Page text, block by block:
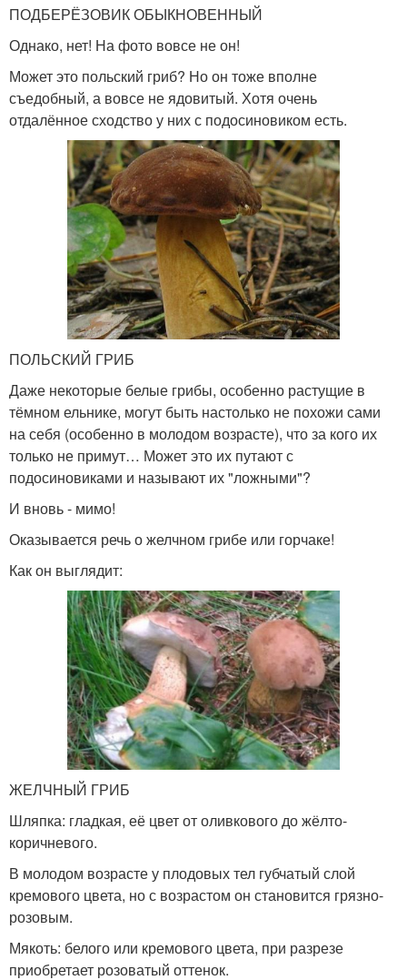
ПОДБЕРЁЗОВИК ОБЫКНОВЕННЫЙ
Однако, нет! На фото вовсе не он!
Может это польский гриб? Но он тоже вполне
съедобный, а вовсе не ядовитый. Хотя очень
отдалённое сходство у них с подосиновиком есть.
ПОЛЬСКИЙ ГРИБ
Даже некоторые белые грибы, особенно растущие в
тёмном ельнике, могут быть настолько не похожи сами
на себя (особенно в молодом возрасте), что за кого их
только не примут… Может это их путают с
подосиновиками и называют их "ложными"?
И вновь - мимо!
Оказывается речь о желчном грибе или горчаке!
Как он выглядит:
ЖЕЛЧНЫЙ ГРИБ
Шляпка: гладкая, её цвет от оливкового до жёлто-
коричневого.
В молодом возрасте у плодовых тел губчатый слой
кремового цвета, но с возрастом он становится грязно-
розовым.
Мякоть: белого или кремового цвета, при разрезе
приобретает розоватый оттенок.